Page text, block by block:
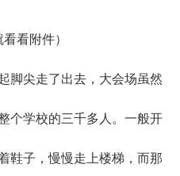
看附件）
尖走了出去，大会场虽然
个学校的三千多人。一般开
鞋子，慢慢走上楼梯，而那